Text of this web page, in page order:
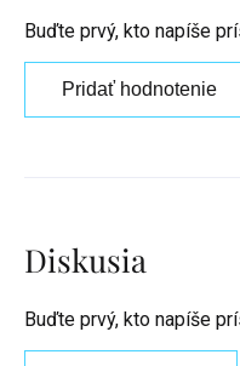
Buďte prvý, kto napíše
Pridať hodnotenie
Diskusia
Buďte prvý, kto napíše